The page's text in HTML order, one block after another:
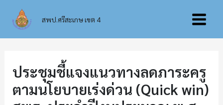
content
สพป.ศรีสะเกษ เขต 4
Main
ประชุมชี้แจงแนวทางลดภาระครู
ตามนโยบายเร่งด่วน (Quick win)